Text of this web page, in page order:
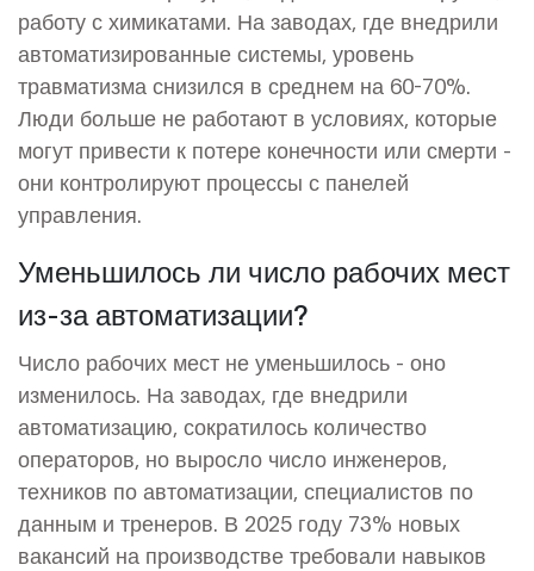
работу с химикатами. На заводах, где внедрили
автоматизированные системы, уровень
травматизма снизился в среднем на 60-70%.
Люди больше не работают в условиях, которые
могут привести к потере конечности или смерти -
они контролируют процессы с панелей
управления.
Уменьшилось ли число рабочих мест
из-за автоматизации?
Число рабочих мест не уменьшилось - оно
изменилось. На заводах, где внедрили
автоматизацию, сократилось количество
операторов, но выросло число инженеров,
техников по автоматизации, специалистов по
данным и тренеров. В 2025 году 73% новых
вакансий на производстве требовали навыков